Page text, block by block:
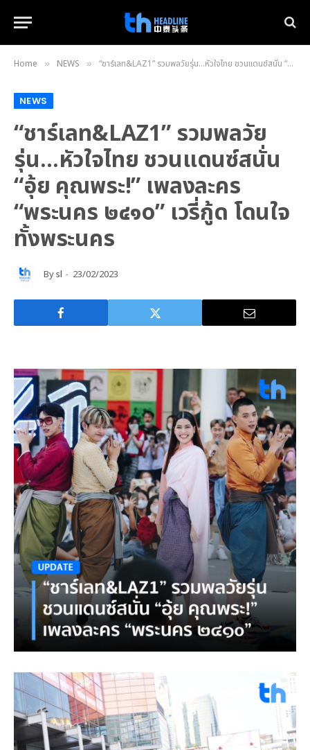
Home » NEWS » “ชาร์เลท&LAZ1” รวมพลวัยรุ่น…หัวใจไทย ชวนแดนซ์สนั่น “อุ้ย คุณพระ!” เพลงละคร “พระนคร ๒๔๑o” เวรี่กู้ด โดนใจทั้งพระนคร
NEWS
“ชาร์เลท&LAZ1” รวมพลวัย
รุ่น…หัวใจไทย ชวนแดนซ์สนั่น
“อุ้ย คุณพระ!” เพลงละคร
“พระนคร ๒๔๑o” เวรี่กู้ด โดนใจ
ทั้งพระนคร
Bysl 23/02/2023